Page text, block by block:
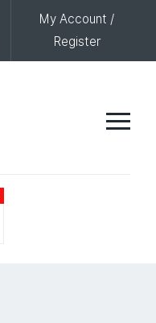
My Account /
Register